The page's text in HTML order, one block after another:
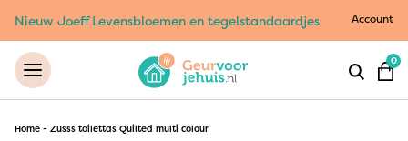
Nieuw Joeff Levensbloemen en tegelstandaardjes Account
0
Home - Zusss toilettas Quilted multi colour